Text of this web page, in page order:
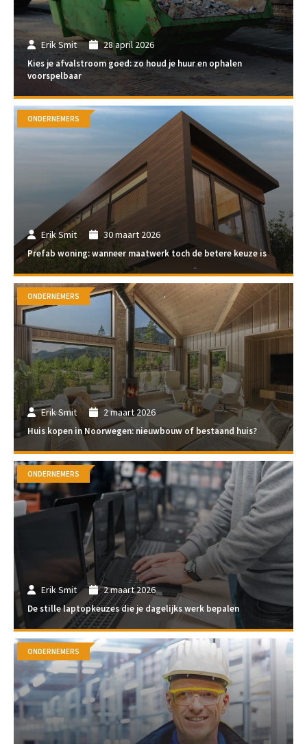
Erik Smit 28 april 2026
Kies je afvalstroom goed: zo houd je huur en ophalen
voorspelbaar
Erik Smit 30 maart 2026
Prefab woning: wanneer maatwerk toch de betere keuze is
ONDERNEMERS
Erik Smit 2 maart 2026
Huis kopen in Noorwegen: nieuwbouw of bestaand huis?
ONDERNEMERS
Erik Smit 2 maart 2026
De stille laptopkeuzes die je dagelijks werk bepalen
ONDERNEMERS
ONDERNEMERS